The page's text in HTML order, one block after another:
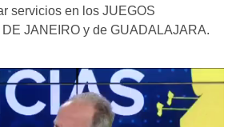
servicios en los JUEGOS
JANEIRO y de GUADALAJARA.